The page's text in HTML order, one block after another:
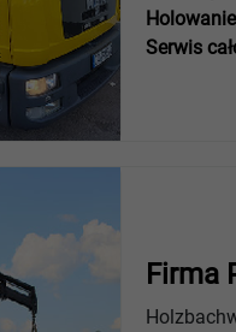
Serwis
Firma